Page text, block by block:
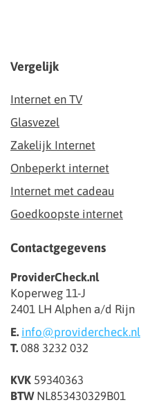
Contactgegevens
ProviderCheck.nl
Koperweg 11-J
2401 LH Alphen a/d Rijn
E. info@providercheck.nl
T. 088 3232 032
KVK 59340363
BTWNL853430329B01
Vergelijk
Internet en TV
Glasvezel
Zakelijk Internet
Onbeperkt internet
Internet met cadeau
Goedkoopste internet